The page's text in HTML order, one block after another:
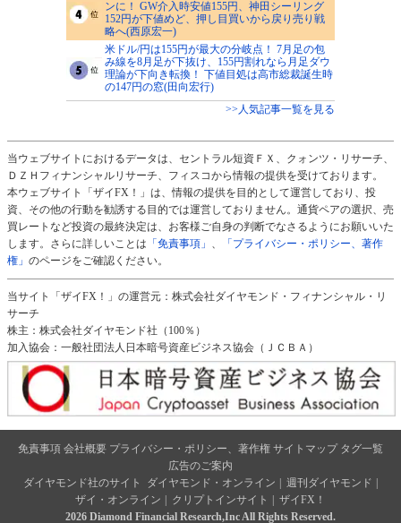
ンに！ GW介入時安値155円、神田シーリング
152円が下値めど、押し目買いから戻り売り戦
略へ(西原宏一)
米ドル/円は155円が最大の分岐点！ 7月足の包
み線を8月足が下抜け、155円割れなら月足ダウ
理論が下向き転換！ 下値目処は高市総裁誕生時
の147円の窓(田向宏行)
>>人気記事一覧を見る
当ウェブサイトにおけるデータは、セントラル短資ＦＸ、クォンツ・リサーチ、
ＤＺＨフィナンシャルリサーチ、フィスコから情報の提供を受けております。
本ウェブサイト「ザイFX！」は、情報の提供を目的として運営しており、投
資、その他の行動を勧誘する目的では運営しておりません。通貨ペアの選択、売
買レートなど投資の最終決定は、お客様ご自身の判断でなさるようにお願いいた
します。さらに詳しいことは 「免責事項」 、
「プライバシー・ポリシー、著作
権」 のページをご確認ください。
当サイト「ザイFX！」の運営元：株式会社ダイヤモンド・フィナンシャル・リ
サーチ
株主：株式会社ダイヤモンド社（100％）
加入協会：一般社団法人日本暗号資産ビジネス協会（ＪＣＢＡ）
免責事項 会社概要 プライバシー・ポリシー、著作権 サイトマップ タグ一覧
広告のご案内
ダイヤモンド社のサイト
ダイヤモンド・オンライン | 週刊ダイヤモンド |
ザイ・オンライン | クリプトインサイト | ザイFX！
2026 Diamond Financial Research,Inc All Rights Reserved.